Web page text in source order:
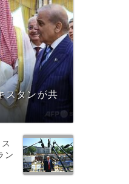
スタンが共
ン